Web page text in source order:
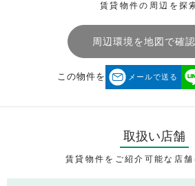
賃貸物件の周辺を探
周辺環境を地図で確
この物件を メールで送る
取扱い店舗
賃貸物件をご紹介可能な店舗